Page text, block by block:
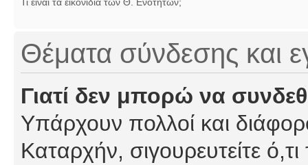
Θέματα σύνδεσης και
Γιατί δεν μπορώ να
Υπάρχουν πολλοί και
Καταρχήν, σιγουρευτείτε